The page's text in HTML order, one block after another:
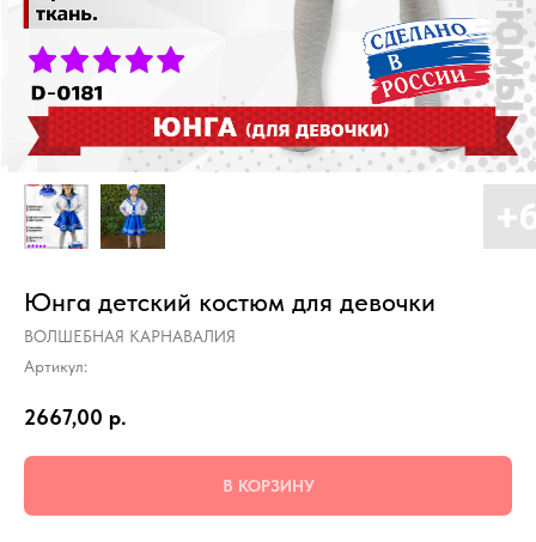
Юнга детский костюм для девочки
ВОЛШЕБНАЯ КАРНАВАЛИЯ
Артикул:
2667,00 р.
В КОРЗИНУ